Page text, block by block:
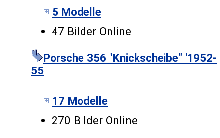
5 Modelle
47 Bilder Online
Porsche 356 "Knickscheibe" '1952-
55
17 Modelle
270 Bilder Online